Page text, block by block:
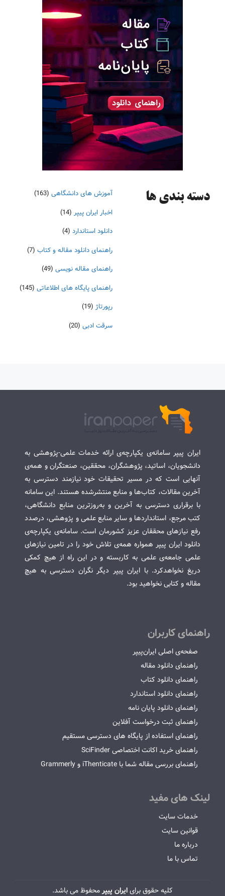
دسته‌ بندی ها آموزش های دانشگاهی (163)
اخبار ایران پیپر (14)
دانلود استاندارد (4)
راهنمای دانلود مقاله و کتاب (7)
راهنمای مقاله نویسی (49)
راهنمای پایگاه های اطلاعاتی (145)
رپورتاژ (19)
سرقت ادبی (20)
ایران پیپر سامانه‌ی یکپارچه‌ی ارائه خدمات علمی-پژوهشی به
دانشجویان، اساتید، پژوهشگران، محققین، صنعتگران و همه‌ی
آنهایی است که در مسیر تحقیقات خود نیازمند دسترسی به
آخرین مقالات، کتاب‌ها و منابع منتشرشده هستند. این سامانه
با برقراری دسترسی به آخرین و به‌روزترین منابع دانشگاهی،
کتب مرجع، استانداردها و سایر منابع علمی و پژوهشی، درصدد
رفع نیازهای محققان عزیز کشورمان است. سامانه‌ی یکپارچه‌ی
دانلود ایران پیپر همواره همه‌ی تلاش خود را در تامین نیازهای
علمی جامعه‌ی علمی به کاربسته و در این راه از هیچ کمکی
دریغ نخواهدکرد. با ایران پیپر دیگر نگران دسترسی به هیچ
مقاله و کتابی نخواهید بود.
راهنمای کاربران
صفحه‌ی اصلی ایران‌پیپر
راهنمای دانلود مقاله
راهنمای دانلود کتاب
راهنمای دانلود استاندارد
راهنمای دانلود پایان نامه
راهنمای ثبت درخواست آفلاین
راهنمای استفاده از پایگاه های دسترسی مستقیم
راهنمای خرید اکانت اختصاصی SciFinder
راهنمای بررسی مقاله شما با iThenticate و Grammerly
لینک های مفید
خدمات سایت
قوانین سایت
درباره ما
تماس با ما
کلیه حقوق برایایران پیپرمحفوظ می باشد.